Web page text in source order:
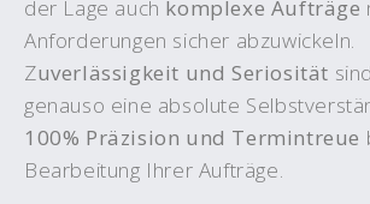
der Lage auch komplexe Aufträge
Anforderungen sicher abzuwickeln.
Zuverlässigkeit und Seriosität
genauso eine absolute
100% Präzision und Termintreue
Bearbeitung Ihrer Aufträge.